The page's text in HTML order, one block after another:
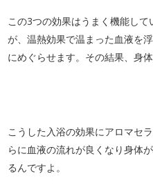
この3つの効果はうまく機能し
が、温熱効果で温まった血液を
にめぐらせます。その結果、身
こうした入浴の効果にアロマセ
らに血液の流れが良くなり身体
るんですよ。